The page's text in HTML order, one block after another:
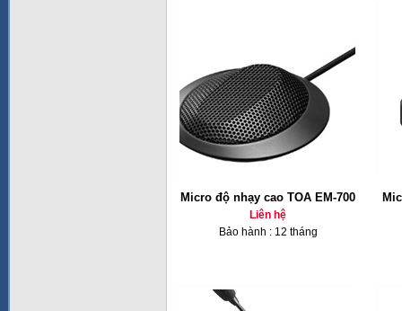
Micro độ nhạy cao TOA EM-700
Liên hệ
Bảo hành : 12 tháng